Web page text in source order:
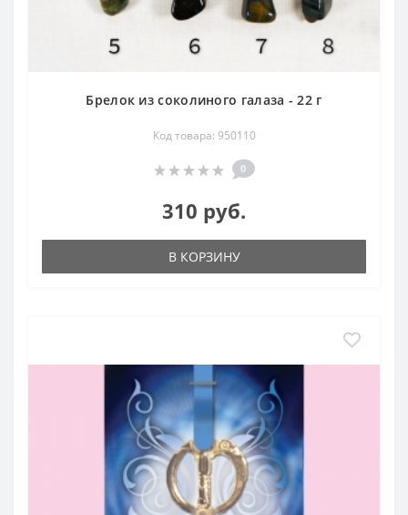
Брелок из соколиного галаза - 22 г
Код товара: 950110
0
310 руб.
В КОРЗИНУ